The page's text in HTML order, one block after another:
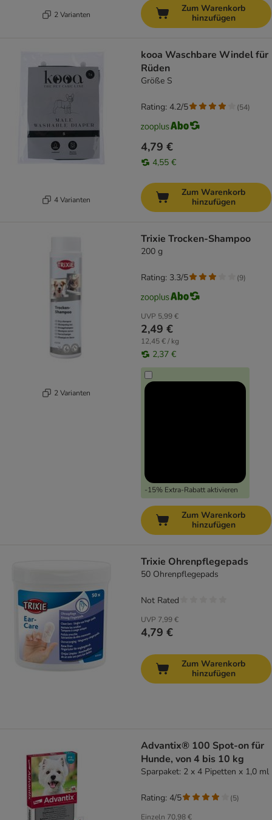
2 Varianten
Zum Warenkorb
hinzufügen
4 Varianten
kooa Waschbare Windel für
Rüden
Größe S
4,79 €
4,55 €
Rating: 4.2/5 (54)
Zum Warenkorb
hinzufügen
2 Varianten
Trixie Trocken-Shampoo
200 g
UVP 5,99 €
2,49 €
12,45 € / kg
2,37 €
-15% Extra-Rabatt aktivieren
Rating: 3.3/5 (9)
Zum Warenkorb
hinzufügen
Trixie Ohrenpflegepads
50 Ohrenpflegepads
UVP 7,99 €
4,79 €
Not Rated
Zum Warenkorb
hinzufügen
Advantix® 100 Spot-on für
Hunde, von 4 bis 10 kg
Sparpaket: 2 x 4 Pipetten x 1,0 ml
Einzeln 70,98 €
Rating: 4/5 (5)